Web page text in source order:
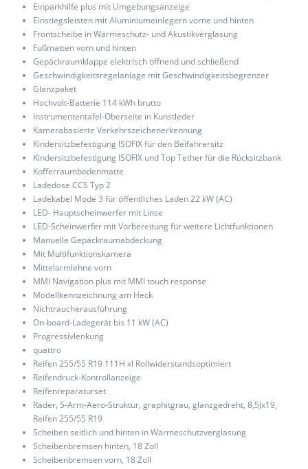
Einparkhilfe plus mit Umgebungsanzeige
Einstiegsleisten mit Aluminiumeinlegern vorne und hinten
Frontscheibe in Wärmeschutz- und Akustikverglasung
Fußmatten vorn und hinten
Gepäckraumklappe elektrisch öffnend und schließend
Geschwindigkeitsregelanlage mit Geschwindigkeitsbegrenzer
Glanzpaket
Hochvolt-Batterie 114 kWh brutto
Instrumententafel-Oberseite in Kunstleder
Kamerabasierte Verkehrszeichenerkennung
Kindersitzbefestigung ISOFIX für den Beifahrersitz
Kindersitzbefestigung ISOFIX und Top Tether für die Rücksitzbank
Kofferraumbodenmatte
Ladedose CCS Typ 2
Ladekabel Mode 3 für öffentliches Laden 22 kW (AC)
LED- Hauptscheinwerfer mit Linse
LED-Scheinwerfer mit Vorbereitung für weitere Lichtfunktionen
Manuelle Gepäckraumabdeckung
Mit Multifunktionskamera
Mittelarmlehne vorn
MMI Navigation plus mit MMI touch response
Modellkennzeichnung am Heck
Nichtraucherausführung
On-board-Ladegerät bis 11 kW (AC)
Progressivlenkung
quattro
Reifen 255/55 R19 111H xl Rollwiderstandsoptimiert
Reifendruck-Kontrollanzeige
Reifenreparaturset
Räder, 5-Arm-Aero-Struktur, graphitgrau, glanzgedreht, 8,5Jx19,
Reifen 255/55 R19
Scheiben seitlich und hinten in Wärmeschutzverglasung
Scheibenbremsen hinten, 18 Zoll
Scheibenbremsen vorn, 18 Zoll